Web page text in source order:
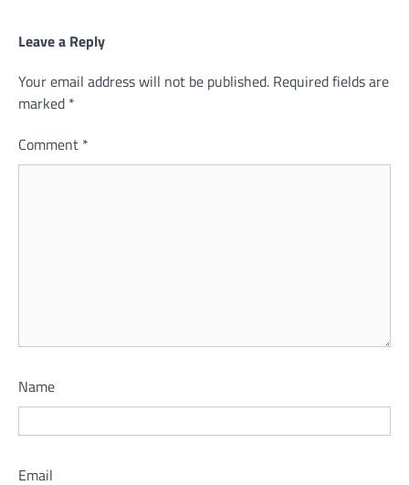
Leave a Reply
Your email address will not be published. Required fields are
marked *
Comment *
Name
Email